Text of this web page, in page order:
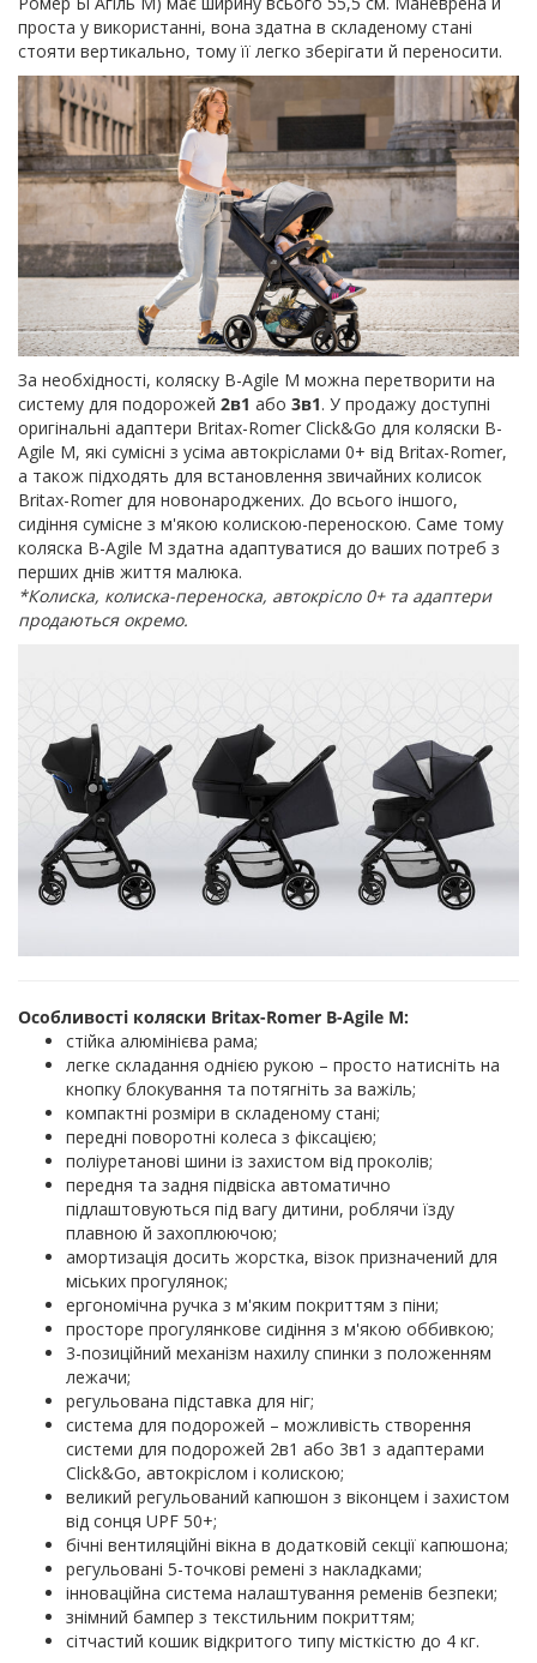
проста у використанні, вона здатна в складеному стані
стояти вертикально, тому її легко зберігати й переносити.
За необхідності, коляску B-Agile M можна перетворити на
систему для подорожей 2в1 або 3в1. У продажу доступні
оригінальні адаптери Britax-Romer Click&Go для коляски B-
Agile M, які сумісні з усіма автокріслами 0+ від Britax-Romer,
а також підходять для встановлення звичайних колисок
Britax-Romer для новонароджених. До всього іншого,
сидіння сумісне з м'якою колискою-переноскою. Саме тому
коляска B-Agile M здатна адаптуватися до ваших потреб з
перших днів життя малюка.
*Колиска, колиска-переноска, автокрісло 0+ та адаптери
продаються окремо.
Особливості коляски Britax-Romer B-Agile M:
стійка алюмінієва рама;
легке складання однією рукою – просто натисніть на
кнопку блокування та потягніть за важіль;
компактні розміри в складеному стані;
передні поворотні колеса з фіксацією;
поліуретанові шини із захистом від проколів;
передня та задня підвіска автоматично
підлаштовуються під вагу дитини, роблячи їзду
плавною й захоплюючою;
амортизація досить жорстка, візок призначений для
міських прогулянок;
ергономічна ручка з м'яким покриттям з піни;
просторе прогулянкове сидіння з м'якою оббивкою;
3-позиційний механізм нахилу спинки з положенням
лежачи;
регульована підставка для ніг;
система для подорожей – можливість створення
системи для подорожей 2в1 або 3в1 з адаптерами
Click&Go, автокріслом і колискою;
великий регульований капюшон з віконцем і захистом
від сонця UPF 50+;
бічні вентиляційні вікна в додатковій секції капюшона;
регульовані 5-точкові ремені з накладками;
інноваційна система налаштування ременів безпеки;
знімний бампер з текстильним покриттям;
сітчастий кошик відкритого типу місткістю до 4 кг.